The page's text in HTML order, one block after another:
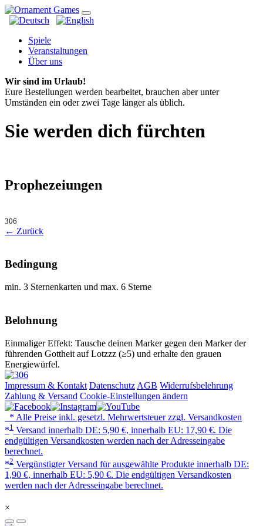
Spiele
Veranstaltungen
Über uns
Wir sind im Urlaub!
Eure Bestellungen werden bearbeitet, brauchen aber unter
Umständen ein oder zwei Tage länger als üblich.
Sie werden dich fürchten
Prophezeiungen
306
← Zurück
Bedingung
min. 3 Sternenkarten und max. 6 Sterne
Belohnung
Einmaliger Effekt: Tausche deinen Marker gegen den Marker der
führenden Gottheit auf Lotzzz (≥5) und erhalte den grauen
Energiewürfel.
Impressum & Kontakt Datenschutz AGB Widerrufsbelehrung
Zahlung & Versand Cookie-Einstellungen ändern
* Alle Preise inkl. gesetzl. Mehrwertsteuer zzgl. Versandkosten
*1 Versand innerhalb DE: 5,90 €, innerhalb EU: 17,90 €. Die
endgültigen Versandkosten werden nach der Adresseingabe
berechnet.
*2 Vergünstigter Versand für ausgewählte Produkte innerhalb DE:
1,90 €, innerhalb EU: 5,90 €. Die endgültigen Versandkosten
werden nach der Adresseingabe berechnet.
×